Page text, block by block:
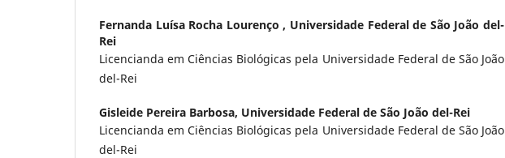
Fernanda Luísa Rocha Lourenço , Universidade Federal de São João del-
Rei
Licencianda em Ciências Biológicas pela Universidade Federal de São João
del-Rei
Gisleide Pereira Barbosa, Universidade Federal de São João del-Rei
Licencianda em Ciências Biológicas pela Universidade Federal de São João
del-Rei